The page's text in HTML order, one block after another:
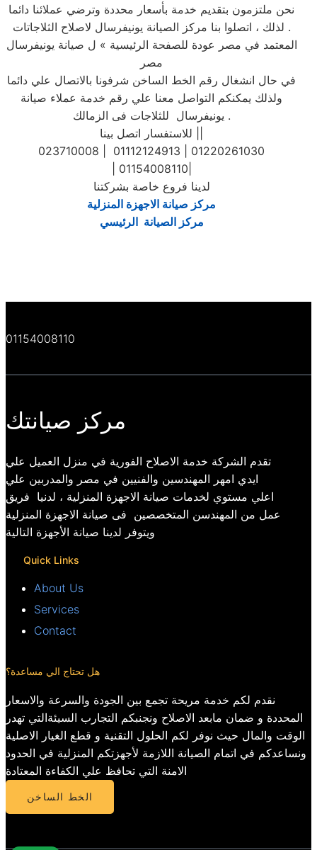
نحن ملتزمون بتقديم خدمة بأسعار محددة وترضي عملائنا دائما
. لذلك ، اتصلوا بنا مركز الصيانة يونيفرسال لاصلاح الثلاجاتات
المعتمد في مصر عودة للصفحة الرئيسية » ل صيانة يونيفرسال
مصر
في حال انشغال رقم الخط الساخن شرفونا بالاتصال علي دائما
ولذلك يمكنكم التواصل معنا علي رقم خدمة عملاء صيانة
يونيفرسال للثلاجات فى الزمالك .
023710008 | 01112124913 | 01220261030
| 01154008110|
لدينا فروع خاصة بشركتنا
مركز صيانة الاجهزة المنزلية
مركز الصيانة الرئيسي
01154008110
مركز صيانتك
تقدم الشركة خدمة الاصلاح الفورية في منزل العميل علي
ايدي امهر المهندسين والفنيين في مصر والمدربين علي
اعلي مستوي لخدمات صيانة الاجهزة المنزلية ، لدنيا فريق
عمل من المهندسن المتخصصين فى صيانة الاجهزة المنزلية
ويتوفر لدينا صيانة الأجهزة التالية
Quick Links
About Us
Services
Contact
هل تحتاج الي مساعدة؟
نقدم لكم خدمة مريحة تجمع بين الجودة والسرعة والاسعار
المحددة و ضمان مابعد الاصلاح ونجنبكم التجارب السيئةالتي تهدر
الوقت والمال حيث نوفر لكم الحلول التقنية و قطع الغيار الاصلية
ونساعدكم في اتمام الصيانة اللازمة لأجهزتكم المنزلية في الحدود
الامنة التي تحافظ علي الكفاءة المعتادة
الخط الساخن